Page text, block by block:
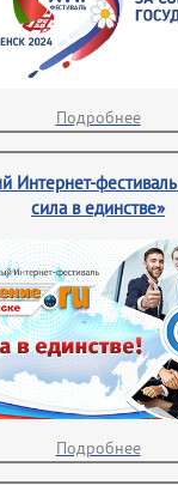
Подробнее
Интернет-
сила в единстве»
Подробнее